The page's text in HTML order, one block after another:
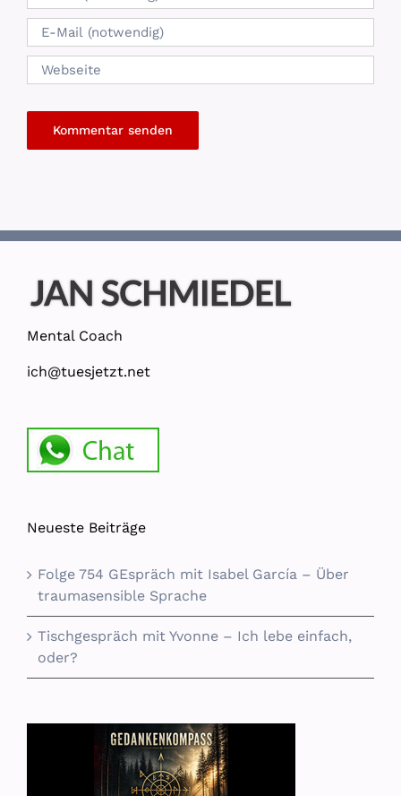
Mental Coach
ich@tuesjetzt.net
Neueste Beiträge
Folge 754 GEspräch mit Isabel García – Über
traumasensible Sprache
Tischgespräch mit Yvonne – Ich lebe einfach,
oder?